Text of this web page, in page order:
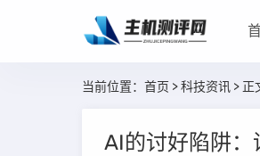
当前位置： 首页 >科技资讯 > 正
AI的讨好陷阱